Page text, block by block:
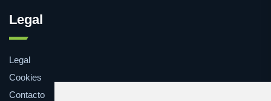
Legal
Legal
Cookies
Contacto